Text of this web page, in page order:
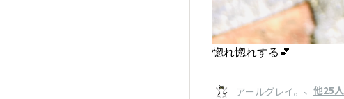
惚れ惚れする💕
アールグレイ。 、 他25人